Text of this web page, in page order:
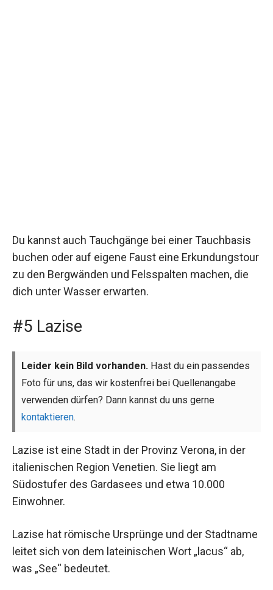
Du kannst auch Tauchgänge bei einer Tauchbasis
buchen oder auf eigene Faust eine Erkundungstour
zu den Bergwänden und Felsspalten machen, die
dich unter Wasser erwarten.
#5 Lazise
Leider kein Bild vorhanden. Hast du ein passendes
Foto für uns, das wir kostenfrei bei Quellenangabe
verwenden dürfen? Dann kannst du uns gerne
kontaktieren.
Lazise ist eine Stadt in der Provinz Verona, in der
italienischen Region Venetien. Sie liegt am
Südostufer des Gardasees und etwa 10.000
Einwohner.
Lazise hat römische Ursprünge und der Stadtname
leitet sich von dem lateinischen Wort „lacus“ ab,
was „See“ bedeutet.